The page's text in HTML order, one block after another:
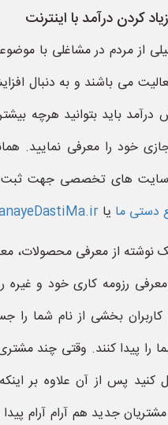
کردن درآمد با اینترنت
از مردم در مشاغلی با
می باشند و به دنبال
درآمد باید بتوانید هرچه
خود را معرفی نمایید.
های تخصصی جهت ثبت
دستی ما یا
نوشته از معرفی محصولات،
رزومه کاری خود و غیره
بخشی از نام شما را
را پیدا کنند. وقتی چند
کنید پس از آن علاوه بر
مشتریان جدید هم آرام آرام